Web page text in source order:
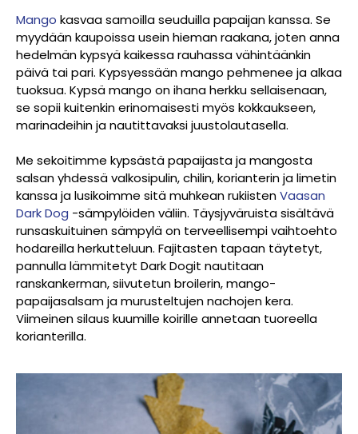
Mango kasvaa samoilla seuduilla papaijan kanssa. Se
myydään kaupoissa usein hieman raakana, joten anna
hedelmän kypsyä kaikessa rauhassa vähintäänkin
päivä tai pari. Kypsyessään mango pehmenee ja alkaa
tuoksua. Kypsä mango on ihana herkku sellaisenaan,
se sopii kuitenkin erinomaisesti myös kokkaukseen,
marinadeihin ja nautittavaksi juustolautasella.
Me sekoitimme kypsästä papaijasta ja mangosta
salsan yhdessä valkosipulin, chilin, korianterin ja limetin
kanssa ja lusikoimme sitä muhkean rukiistenVaasan
Dark Dog -sämpylöiden väliin. Täysjyväruista sisältävä
runsaskuituinen sämpylä on terveellisempi vaihtoehto
hodareilla herkutteluun. Fajitasten tapaan täytetyt,
pannulla lämmitetyt Dark Dogit nautitaan
ranskankerman, siivutetun broilerin, mango-
papaijasalsam ja murusteltujen nachojen kera.
Viimeinen silaus kuumille koirille annetaan tuoreella
korianterilla.